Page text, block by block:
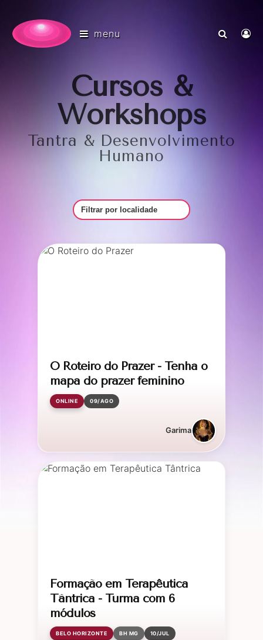
menu
Cursos &
Workshops
Tantra & Desenvolvimento
Humano
Filtrar por Local
O Roteiro do Prazer - Tenha o
mapa do prazer feminino
ONLINE 09/AGO
Garima
Formação em Terapêutica
Tântrica - Turma com 6
módulos
BELO HORIZONTE BH MG 10/JUL